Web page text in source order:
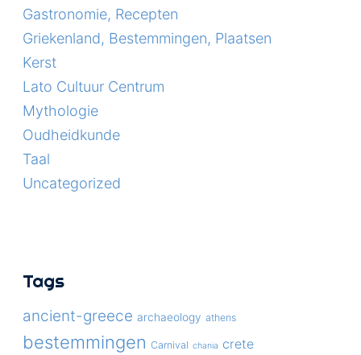
Gastronomie, Recepten
Griekenland, Bestemmingen, Plaatsen
Kerst
Lato Cultuur Centrum
Mythologie
Oudheidkunde
Taal
Uncategorized
Tags
ancient-greece archaeology athens
bestemmingen Carnival chania crete